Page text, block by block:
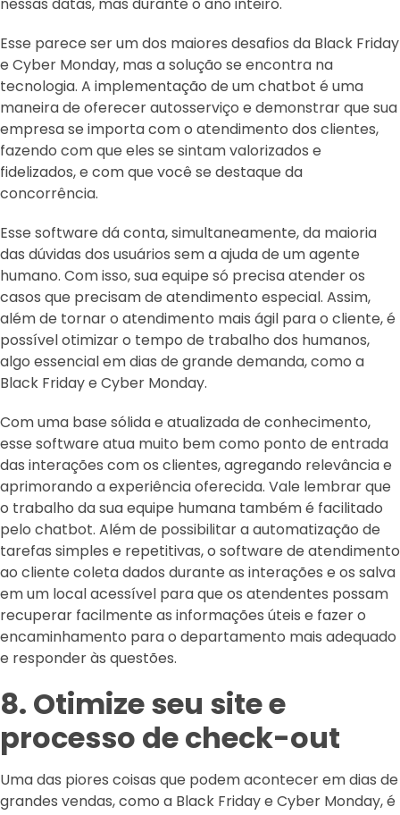
Esse parece ser um dos maiores desafios da Black Friday
e Cyber Monday, mas a solução se encontra na
tecnologia. A implementação de um chatbot é uma
maneira de oferecer autosserviço e demonstrar que sua
empresa se importa com o atendimento dos clientes,
fazendo com que eles se sintam valorizados e
fidelizados, e com que você se destaque da
concorrência.
Esse software dá conta, simultaneamente, da maioria
das dúvidas dos usuários sem a ajuda de um agente
humano. Com isso, sua equipe só precisa atender os
casos que precisam de atendimento especial. Assim,
além de tornar o atendimento mais ágil para o cliente, é
possível otimizar o tempo de trabalho dos humanos,
algo essencial em dias de grande demanda, como a
Black Friday e Cyber Monday.
Com uma base sólida e atualizada de conhecimento,
esse software atua muito bem como ponto de entrada
das interações com os clientes, agregando relevância e
aprimorando a experiência oferecida. Vale lembrar que
o trabalho da sua equipe humana também é facilitado
pelo chatbot. Além de possibilitar a automatização de
tarefas simples e repetitivas, o software de atendimento
ao cliente coleta dados durante as interações e os salva
em um local acessível para que os atendentes possam
recuperar facilmente as informações úteis e fazer o
encaminhamento para o departamento mais adequado
e responder às questões.
8. Otimize seu site e
processo de check-out
Uma das piores coisas que podem acontecer em dias de
grandes vendas, como a Black Friday e Cyber Monday, é